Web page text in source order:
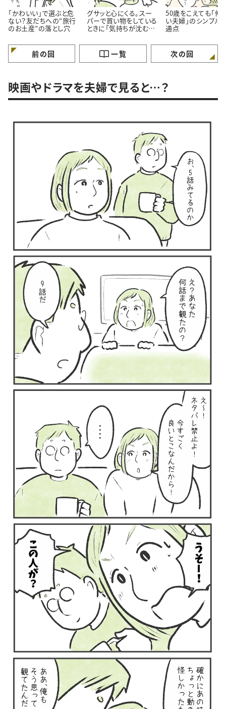
「かわいい」で選ぶと危
ない？友だちへの“旅行
のお土産”の落とし穴
グサッと心にくる。スー
パーで買い物をしている
ときに「気持ちが沈む瞬
すか？
50歳をこえても「仲
い夫婦」のシンプル
通点
前の回 一覧 次の回
映画やドラマを夫婦で見ると…？